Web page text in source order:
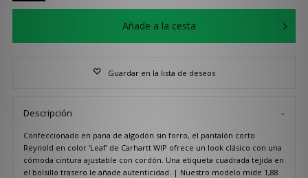
Añade a la cesta
Guardar en la lista de deseos
Descripción
Confeccionado en pana de algodón sin forro, el pantalón corto
Reynold en color 'Leaf' de Carhartt WIP ofrece un look clásico con una
cómoda cintura ajustable con cordón. Una etiqueta cuadrada tejida en
el bolsillo trasero le añade autenticidad. | Nuestro modelo mide 1,88